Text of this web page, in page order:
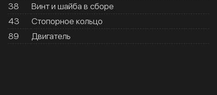
38
Винт и шайба в сборе
43
Стопорное кольцо
89
Двигатель